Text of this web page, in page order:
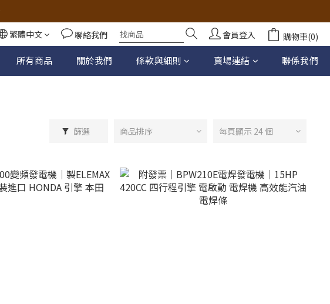
🔧繁體中文 聯絡我們 會員登入 購物車(0)
所有商品 關於我們 條款與細則 賣場連結 聯係我們
篩選 商品排序 每頁顯示 24 個